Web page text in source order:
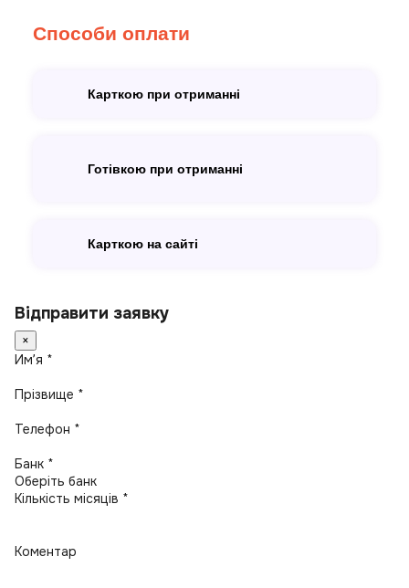
Способи оплати
Карткою при отриманні
Готівкою при отриманні
Карткою на сайті
Відправити заявку
×
Имʼя *
Прізвище *
Телефон *
Банк *
Кількість місяців *
Коментар